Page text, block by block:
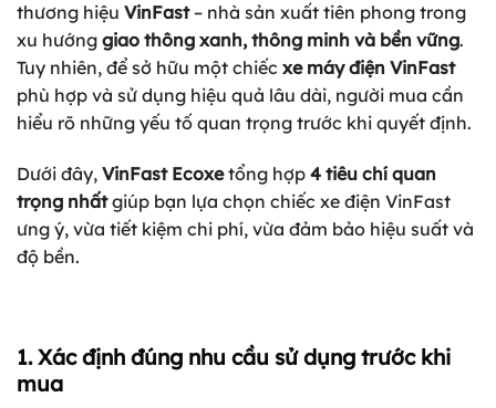
thương hiệu VinFast– nhà sản xuất tiên phong trong
xu hướng giao thông xanh, thông minh và bền vững.
Tuy nhiên, để sở hữu một chiếc xe máy điện VinFast
phù hợp và sử dụng hiệu quả lâu dài, người mua cần
hiểu rõ những yếu tố quan trọng trước khi quyết định.
Dưới đây, VinFast Ecoxetổng hợp 4 tiêu chí quan
trọng nhấtgiúp bạn lựa chọn chiếc xe điện VinFast
ưng ý, vừa tiết kiệm chi phí, vừa đảm bảo hiệu suất và
độ bền.
1. Xác định đúng nhu cầu sử dụng trước khi
mua